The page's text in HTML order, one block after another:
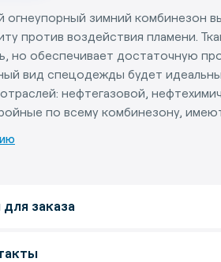
огнеупорный зимний комбинезон
против воздействия пламени.
но обеспечивает достаточную
вид спецодежды будет
нефтегазовой,
по всему комбинезону,
заказа